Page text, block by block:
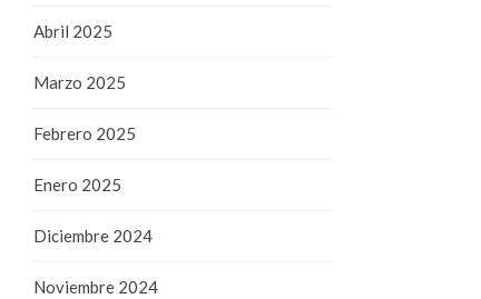
Abril 2025
Marzo 2025
Febrero 2025
Enero 2025
Diciembre 2024
Noviembre 2024